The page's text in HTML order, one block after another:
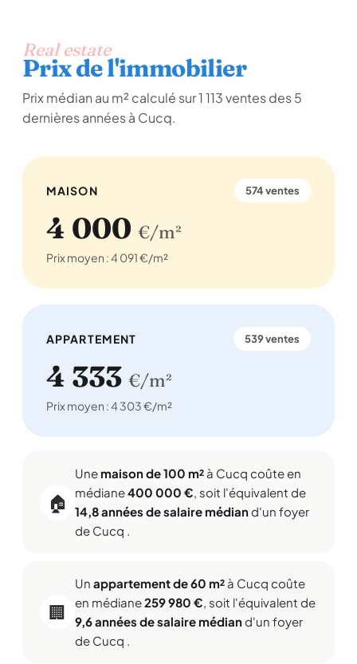
Real estate
Prix de l'immobilier
Prix médian au m² calculé sur 1 113 ventes des 5
dernières années à Cucq.
MAISON 574 ventes
4 000 €/m²
Prix moyen : 4 091 €/m²
APPARTEMENT 539 ventes
4 333 €/m²
Prix moyen : 4 303 €/m²
🏠
Une maison de 100 m² à Cucq coûte en
médiane400 000 €, soit l'équivalent de
14,8 années de salaire médiand'un foyer
de Cucq .
🏢
Un appartement de 60 m² à Cucq coûte
en médiane259 980 €, soit l'équivalent de
9,6 années de salaire médiand'un foyer
de Cucq .